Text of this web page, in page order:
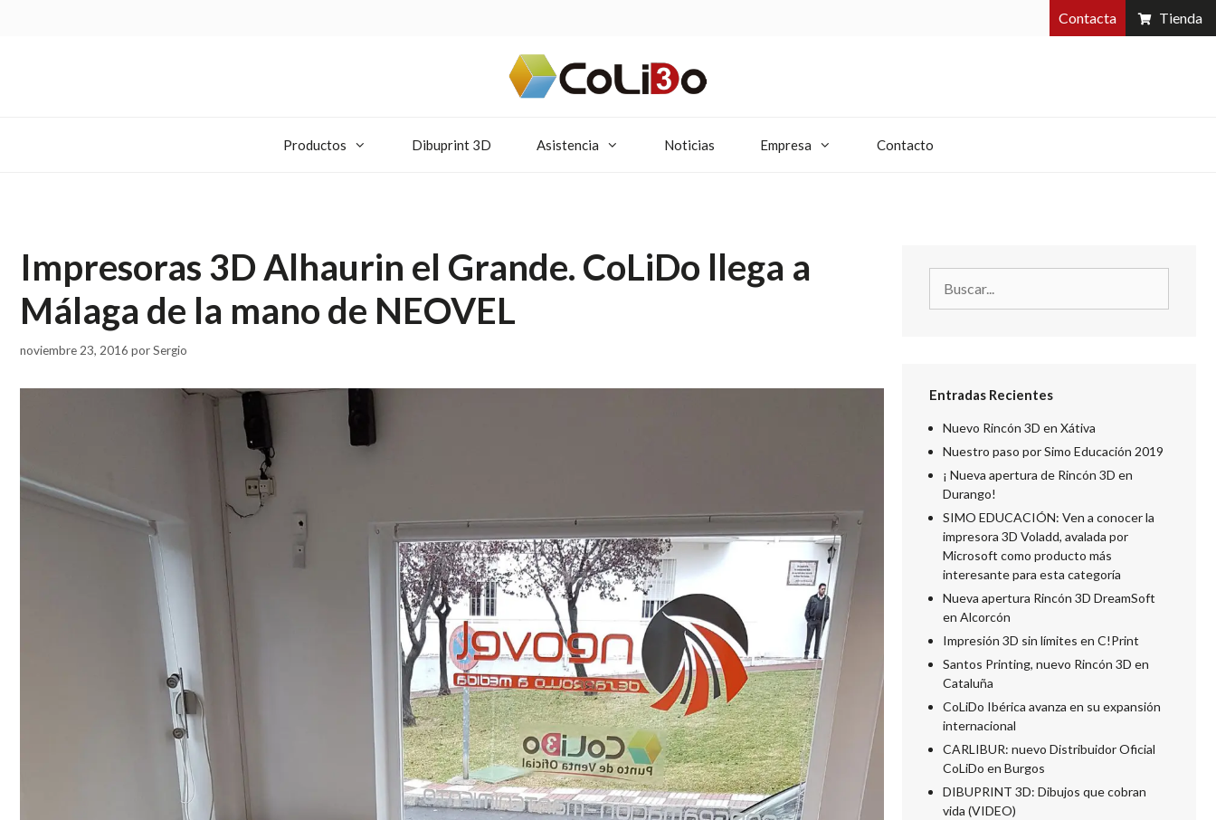
Contacta Tienda
Productos Dibuprint 3D Asistencia Noticias Empresa Contacto
Impresoras 3D Alhaurin el Grande. CoLiDo llega a
Málaga de la mano de NEOVEL
noviembre 23, 2016 porSergio
Entradas Recientes
Nuevo Rincón 3D en Xátiva
Nuestro paso por Simo Educación 2019
¡ Nueva apertura de Rincón 3D en
Durango!
SIMO EDUCACIÓN: Ven a conocer la
impresora 3D Voladd, avalada por
Microsoft como producto más
interesante para esta categoría
Nueva apertura Rincón 3D DreamSoft
en Alcorcón
Impresión 3D sin límites en C!Print
Santos Printing, nuevo Rincón 3D en
Cataluña
CoLiDo Ibérica avanza en su expansión
internacional
CARLIBUR: nuevo Distribuidor Oficial
CoLiDo en Burgos
DIBUPRINT 3D: Dibujos que cobran
vida (VIDEO)